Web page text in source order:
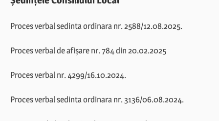
Proces verbal sedinta ordinara nr. 2588/12.08.2025.
Proces verbal de afișare nr. 784 din 20.02.2025
Proces verbal nr. 4299/16.10.2024.
Proces verbal sedinta ordinara nr. 3136/06.08.2024.